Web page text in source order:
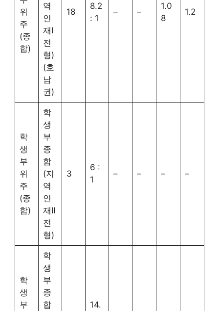
위
주
(종
합)
역
인
재Ⅰ
전
형)
(호
남
권)
18
8.2
: 1
– –
1.0
8
1.2
학
생
부
위
주
(종
합)
학
생
부
종
합
(지
역
인
재Ⅱ
전
형)
3
6 :
1
– – – –
학
생
부
학
생
부
종
합
14.